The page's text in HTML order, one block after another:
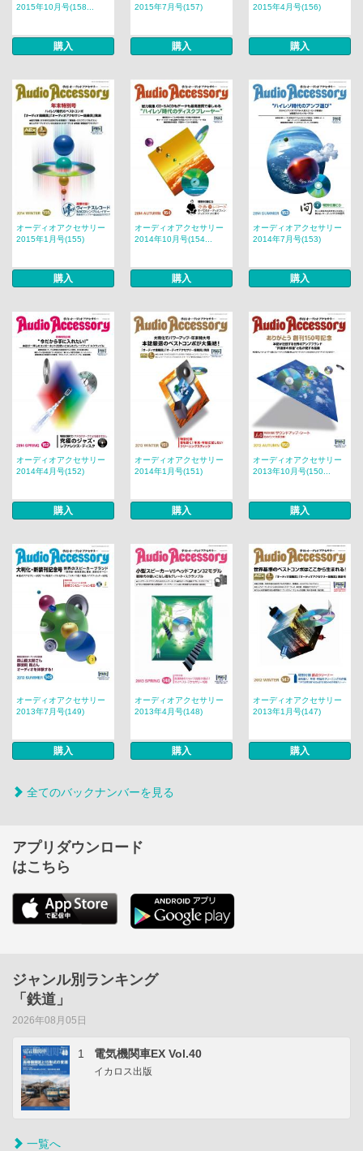
2015年10月号(158...
購入
2015年7月号(157)
購入
2015年4月号(156)
購入
オーディオアクセサリー
2015年1月号(155)
購入
オーディオアクセサリー
2014年10月号(154...
購入
オーディオアクセサリー
2014年7月号(153)
購入
オーディオアクセサリー
2014年4月号(152)
購入
オーディオアクセサリー
2014年1月号(151)
購入
オーディオアクセサリー
2013年10月号(150...
購入
オーディオアクセサリー
2013年7月号(149)
購入
オーディオアクセサリー
2013年4月号(148)
購入
オーディオアクセサリー
2013年1月号(147)
購入
全てのバックナンバーを見る
アプリダウンロード
はこちら
ジャンル別ランキング
「鉄道」
2026年08月05日
1 電気機関車EX Vol.40
イカロス出版
一覧へ